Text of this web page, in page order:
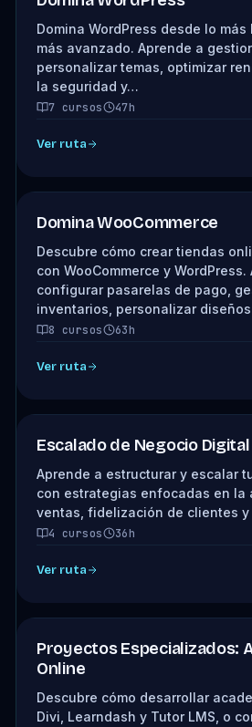
Domina WordPress desde lo
más avanzado. Aprende a
personalizar temas, optimizar
la seguridad y…
7 cursos 47h
Ver ruta
Domina WooCommerce
Descubre cómo crear tiendas
con WooCommerce y WordPress.
configurar pasarelas de pago,
inventarios, personalizar
8 cursos 63h
Ver ruta
Escalado de Negocio Digital
Aprende a estructurar y escalar
con estrategias enfocadas en la
ventas, fidelización de clientes
4 cursos 36h
Ver ruta
Proyectos Especializados:
Online
Descubre cómo desarrollar
Divi, Learndash y Tutor LMS, o